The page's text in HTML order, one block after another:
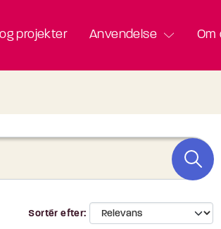
projekter Anvendelse Om
Sortér efter